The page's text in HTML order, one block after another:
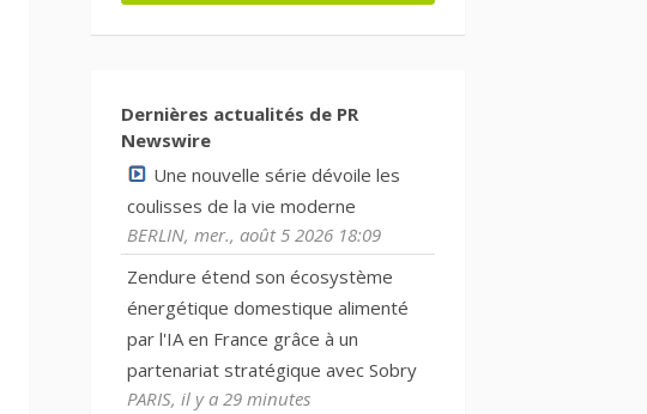
Dernières actualités de PR
Newswire
Une nouvelle série dévoile les
coulisses de la vie moderne
BERLIN, mer., août 5 2026 18:09
Zendure étend son écosystème
énergétique domestique alimenté
par l'IA en France grâce à un
partenariat stratégique avec Sobry
PARIS, il y a 29 minutes